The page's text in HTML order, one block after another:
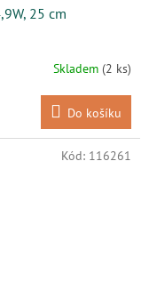
25 cm
Skladem (2 ks)
Do košíku
Kód: 116261